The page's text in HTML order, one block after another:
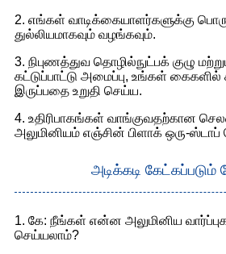
2. எங்கள் வாடிக்கையாளர்களுக்கு
துல்லியமாகவும் வழங்கவும்.
3. நிபுணத்துவ தொழில்நுட்பக் குழு
கட்டுப்பாட்டு அமைப்பு, உங்கள்
இருப்பதை உறுதி செய்ய.
4. உதிரிபாகங்கள் வாங்குவதற்கான
அலுமினியம் எஞ்சின் பிளாக் ஒரு-
அடிக்கடி
1. கே: நீங்கள் என்ன அலுமினிய
செய்யலாம்?